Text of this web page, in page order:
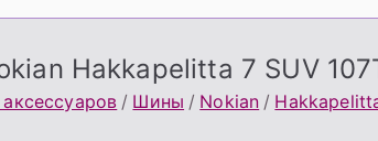
Hakkapelitta 7 SUV
Шины Nokian